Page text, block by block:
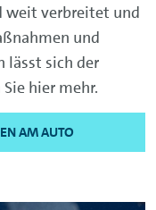
weit verbreitet und
und
lässt sich der
hier mehr.
AM AUTO